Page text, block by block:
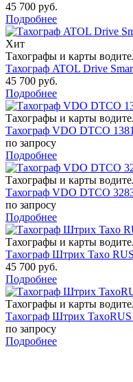
45 700 руб.
Подробнее
Хит
Тахографы и карты
Тахограф ATOL Drive
45 700 руб.
Подробнее
Тахографы и карты
Тахограф VDO DTCO
по запросу
Подробнее
Тахографы и карты
Тахограф VDO DTCO
по запросу
Подробнее
Тахографы и карты
Тахограф Штрих Taxo
45 700 руб.
Подробнее
Тахографы и карты
Тахограф Штрих
по запросу
Подробнее